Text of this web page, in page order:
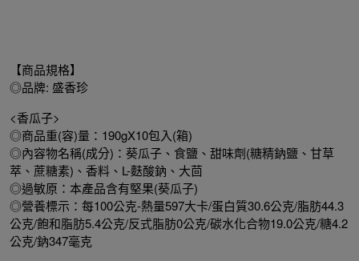
【商品規格】
◎品牌: 盛香珍
<香瓜子>
◎商品重(容)量：190gX10包入(箱)
◎內容物名稱(成分)：葵瓜子、食鹽、甜味劑(糖精鈉鹽、甘草
萃、蔗糖素)、香料、L-麩酸鈉、大茴
◎過敏原：本產品含有堅果(葵瓜子)
◎營養標示：每100公克-熱量597大卡/蛋白質30.6公克/脂肪44.3
公克/飽和脂肪5.4公克/反式脂肪0公克/碳水化合物19.0公克/糖4.2
公克/鈉347毫克